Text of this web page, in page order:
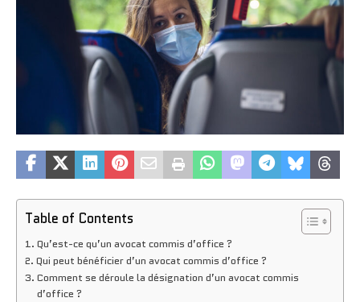
Table of Contents
Qu’est-ce qu’un avocat commis d’office ?
Qui peut bénéficier d’un avocat commis d’office ?
Comment se déroule la désignation d’un avocat commis
d’office ?